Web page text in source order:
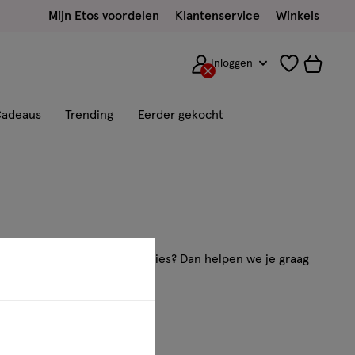
Mijn Etos voordelen Klantenservice Winkels
Inloggen
Trending Eerder gekocht
of wil je persoonlijk advies? Dan helpen we je graag